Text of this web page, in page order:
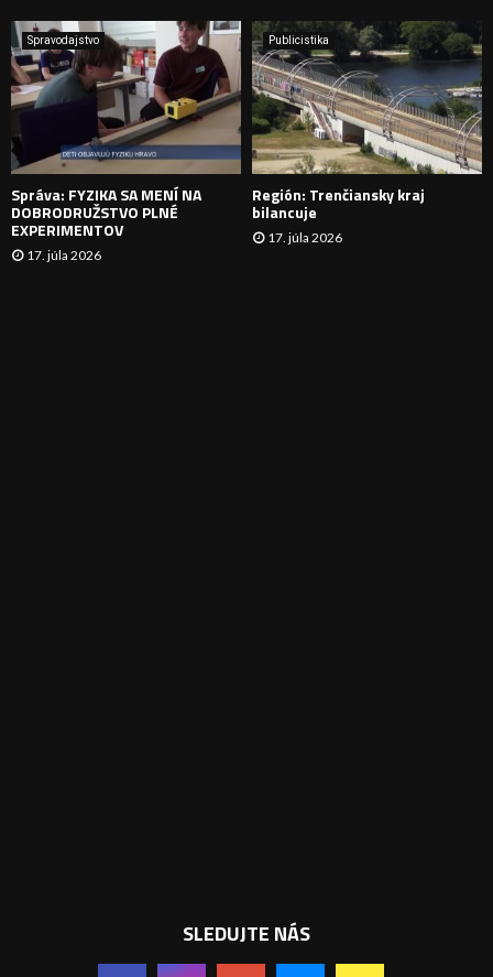
A
N
I
E
Spravodajstvo
Správa: FYZIKA SA MENÍ NA
DOBRODRUŽSTVO PLNÉ
EXPERIMENTOV
17. júla 2026
Publicistika
Región: Trenčiansky kraj
bilancuje
17. júla 2026
SLEDUJTE NÁS